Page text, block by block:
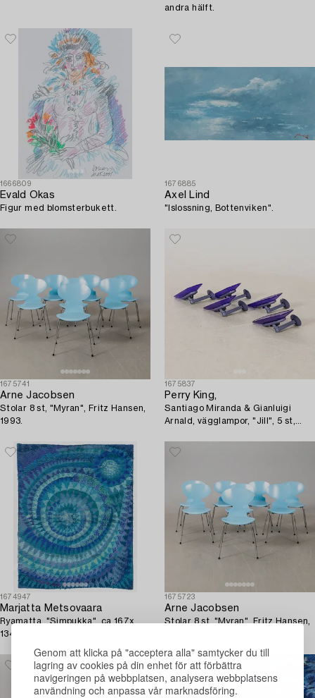
Genom att klicka på "acceptera alla" samtycker du till
lagring av cookies på din enhet för att förbättra
navigeringen på webbplatsen, analysera webbplatsens
användning och anpassa vår marknadsföring.
andra hälft.
1666809
Evald Okas
Figur med blomsterbukett.
1676885
Axel Lind
"Islossning, Bottenviken".
1675741
Arne Jacobsen
Stolar 8 st, "Myran", Fritz Hansen,
1993.
1675837
Perry King,
Santiago Miranda & Gianluigi
Arnald, vägglampor, "Jill", 5 st,
1674947
Marjatta Metsovaara
Ryamatta, "Simpukka", ca 167x
134 cm.
1675723
Arne Jacobsen
Stolar 8 st, "Myran", Fritz Hansen,